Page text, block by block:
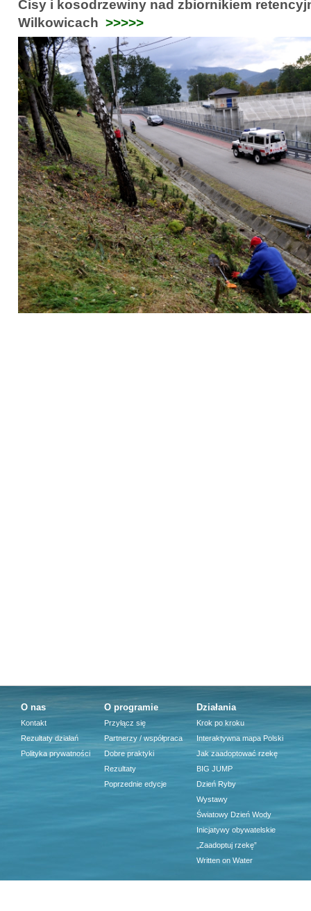
Cisy i kosodrzewiny nad zbiornikiem
Wilkowicach >>>>>
O nas
Kontakt
Rezultaty działań
Polityka prywatności
O programie
Przyłącz się
Partnerzy / współpraca
Dobre praktyki
Rezultaty
Poprzednie edycje
Działania
Krok po kroku
Interaktywna mapa Polski
Jak zaadoptować rzekę
BIG JUMP
Dzień Ryby
Wystawy
Światowy Dzień Wody
Inicjatywy obywatelskie
„Zaadoptuj rzekę”
Written on Water